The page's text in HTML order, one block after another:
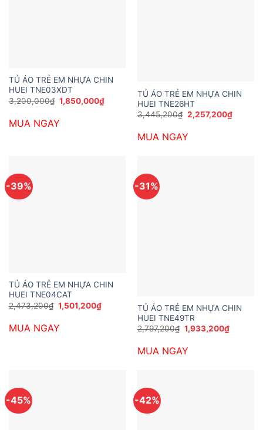
TỦ ÁO TRẺ EM NHỰA CHIN
HUEI TNE03XDT
3,200,000₫ Giá
gốc
3,200,000₫.
1,850,000₫Giá
hiện
MUA NGAY
TỦ ÁO TRẺ EM NHỰA CHIN
HUEI TNE26HT
3,445,200₫ Giá
gốc
3,445,200₫.
2,257,200₫Giá
hiện
MUA NGAY
-39%
TỦ ÁO TRẺ EM NHỰA CHIN
HUEI TNE04CAT
2,473,200₫ Giá
gốc
2,473,200₫.
1,501,200₫Giá
hiện
1,501,200₫.
MUA NGAY
-31%
TỦ ÁO TRẺ EM NHỰA CHIN
HUEI TNE49TR
2,797,200₫ Giá
gốc
2,797,200₫.
1,933,200₫Giá
hiện
MUA NGAY
-45% -42%